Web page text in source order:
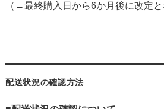
（→最終購入日から6か月後に改定と
配送状況の確認方法